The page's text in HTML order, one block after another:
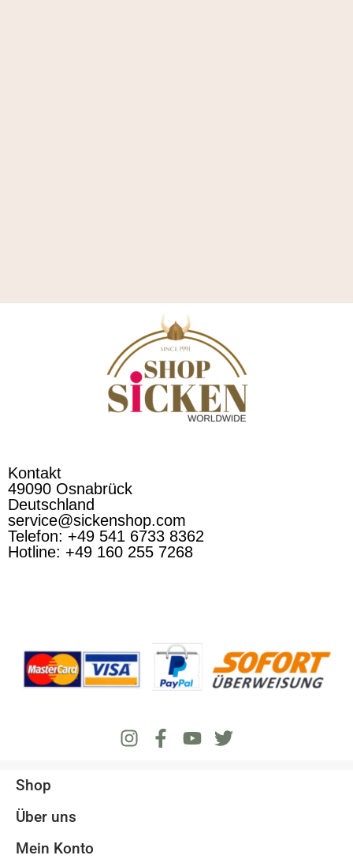
Kontakt
49090 Osnabrück
Deutschland
service@sickenshop.com
Telefon: +49 541 6733 8362
Hotline: +49 160 255 7268
Shop
Über uns
Mein Konto